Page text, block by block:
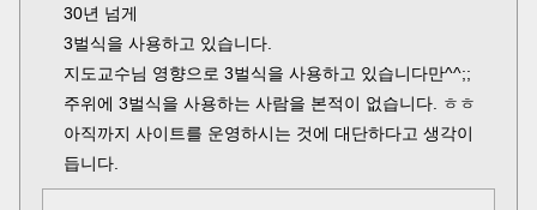
30년 넘게
3벌식을 사용하고 있습니다.
지도교수님 영향으로 3벌식을 사용하고 있습니다만^^;;
주위에 3벌식을 사용하는 사람을 본적이 없습니다. ㅎㅎ
아직까지 사이트를 운영하시는 것에 대단하다고 생각이
듭니다.